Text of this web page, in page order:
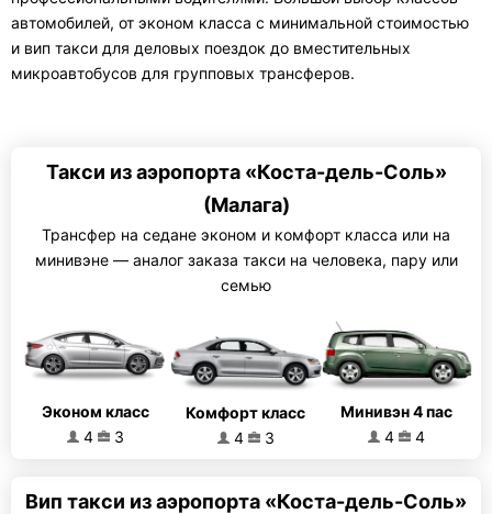
автомобилей, от эконом класса с минимальной стоимостью
и вип такси для деловых поездок до вместительных
микроавтобусов для групповых трансферов.
Такси из аэропорта «Коста-дель-Соль»
(Малага)
Трансфер на седане эконом и комфорт класса или на
минивэне — аналог заказа такси на человека, пару или
семью
Эконом класс
4
3
Комфорт класс
4
3
Минивэн 4 пас
4
4
Вип такси из аэропорта «Коста-дель-Соль»